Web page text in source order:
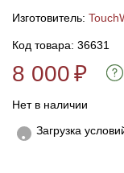
Изготовитель:
Код товара: 36631
8 000₽
Нет в наличии
Загрузка